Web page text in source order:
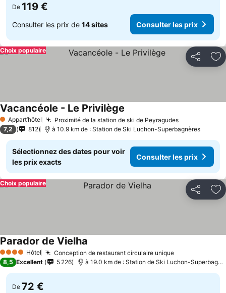
De 119 €
Consulter les prix de 14 sites Consulter les prix
Partager
Choix populaire
1 Étoiles
Appart’hôtel Proximité de la station de ski de Peyragudes
Vacancéole - Le Privilège
7,2 812 à 10.9 km de : Station de Ski Luchon-Superbagnères
Sélectionnez des dates pour voir
les prix exacts
Consulter les prix
Partager
Choix populaire
4 Étoiles Hôtel Conception de restaurant circulaire unique
Parador de Vielha
8,5 Excellent 5 226 à 19.0 km de : Station de Ski Luchon-Superbagnères
De 72 €